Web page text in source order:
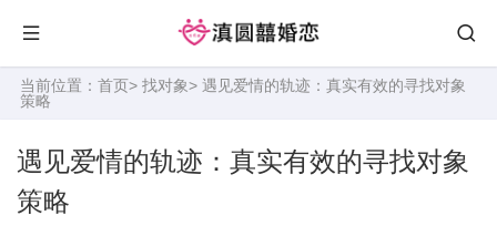
当前位置： 首页> 找对象> 遇见爱情的轨迹：真实有效的寻找对象
策略
遇见爱情的轨迹：真实有效的寻找对象
策略